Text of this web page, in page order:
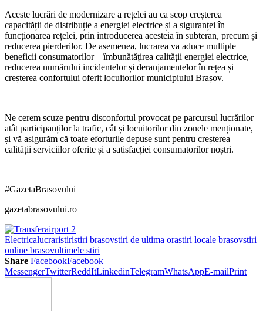
Aceste lucrări de modernizare a rețelei au ca scop creșterea
capacității de distribuție a energiei electrice și a siguranței în
funcționarea rețelei, prin introducerea acesteia în subteran, precum și
reducerea pierderilor. De asemenea, lucrarea va aduce multiple
beneficii consumatorilor – îmbunătățirea calității energiei electrice,
reducerea numărului incidentelor și deranjamentelor în rețea și
creșterea confortului oferit locuitorilor municipiului Brașov.
Ne cerem scuze pentru disconfortul provocat pe parcursul lucrărilor
atât participanților la trafic, cât și locuitorilor din zonele menționate,
și vă asigurăm că toate eforturile depuse sunt pentru creșterea
calității serviciilor oferite și a satisfacției consumatorilor noștri.
#GazetaBrasovului
gazetabrasovului.ro
Electricalucraristiristiri brasovstiri de ultima orastiri locale brasovstiri
online brasovultimele stiri
Share FacebookFacebook
MessengerTwitterReddItLinkedinTelegramWhatsAppE-mailPrint